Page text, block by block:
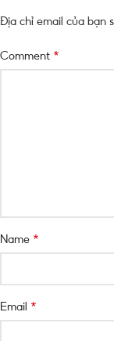
Địa chỉ email của bạn
Comment *
Name *
Email *